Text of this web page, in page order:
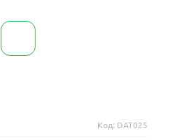
Код: DAT025